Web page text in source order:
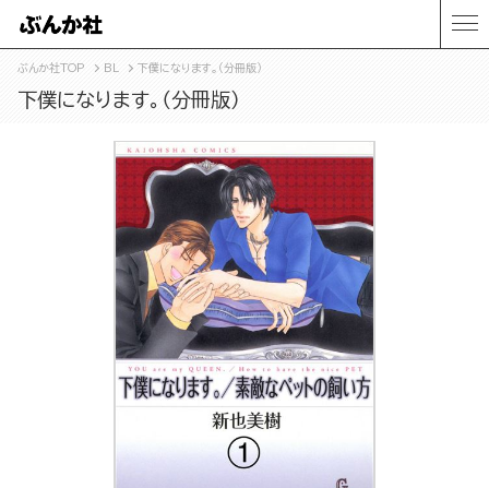
ぶんか社TOP BL 下僕になります。（分冊版）
下僕になります。（分冊版）